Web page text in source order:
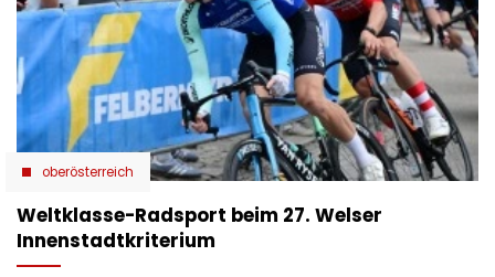
oberösterreich
Weltklasse-Radsport beim 27. Welser
Innenstadtkriterium